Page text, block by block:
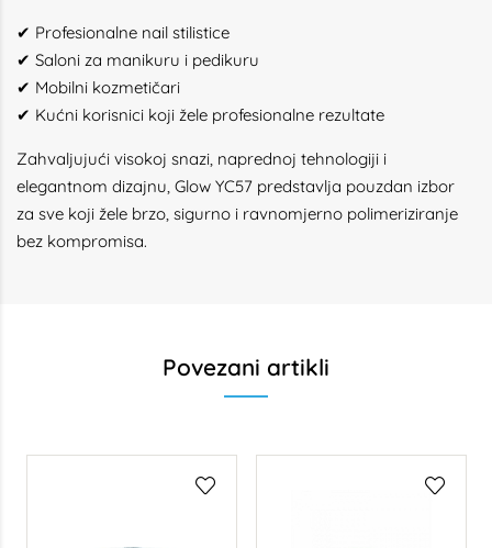
✔ Profesionalne nail stilistice
✔ Saloni za manikuru i pedikuru
✔ Mobilni kozmetičari
✔ Kućni korisnici koji žele profesionalne rezultate
Zahvaljujući visokoj snazi, naprednoj tehnologiji i
elegantnom dizajnu, Glow YC57 predstavlja pouzdan izbor
za sve koji žele brzo, sigurno i ravnomjerno polimeriziranje
bez kompromisa.
Povezani artikli